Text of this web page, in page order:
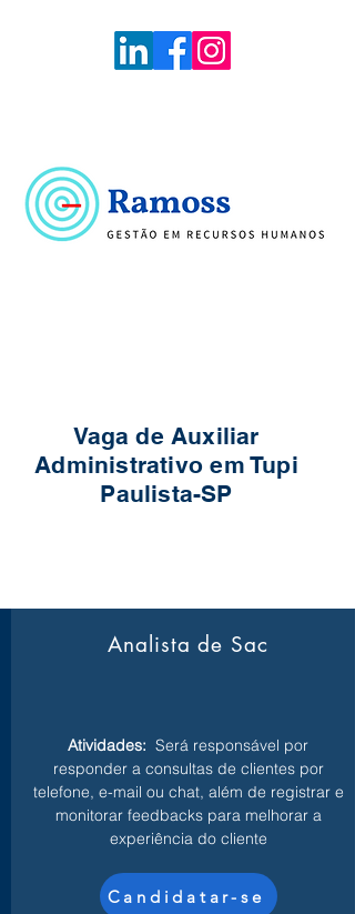
Vaga de Auxiliar
Administrativo em Tupi
Paulista-SP
Analista de Sac
Atividades: Será responsável por
responder a consultas de clientes por
telefone, e-mail ou chat, além de registrar e
monitorar feedbacks para melhorar a
experiência do cliente
Candidatar-se